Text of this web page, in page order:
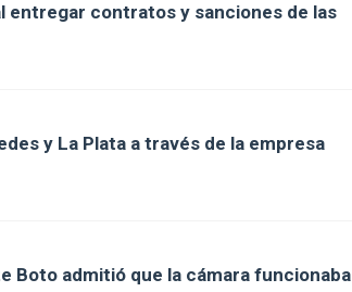
entregar contratos y sanciones de las
y La Plata a través de la empresa
Boto admitió que la cámara funcionaba